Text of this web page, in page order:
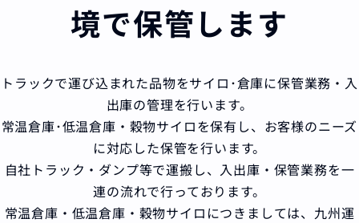
境で保管します
トラックで運び込まれた品物をサイロ･倉庫に保管業務・入
出庫の管理を行います。
常温倉庫･低温倉庫・穀物サイロを保有し、お客様のニーズ
に対応した保管を行います。
自社トラック・ダンプ等で運搬し、入出庫・保管業務を一
連の流れで行っております。
常温倉庫・低温倉庫・穀物サイロにつきましては、九州運